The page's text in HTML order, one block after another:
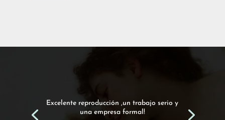
Excelente reproducción ,un trabajo serio y
una empresa formal!